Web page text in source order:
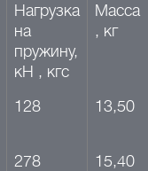
Нагрузка
на
пружину,
кН , кгс
Масса
, кг
128 13,50
278 15,40